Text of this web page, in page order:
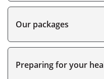
Our packages
Preparing for your